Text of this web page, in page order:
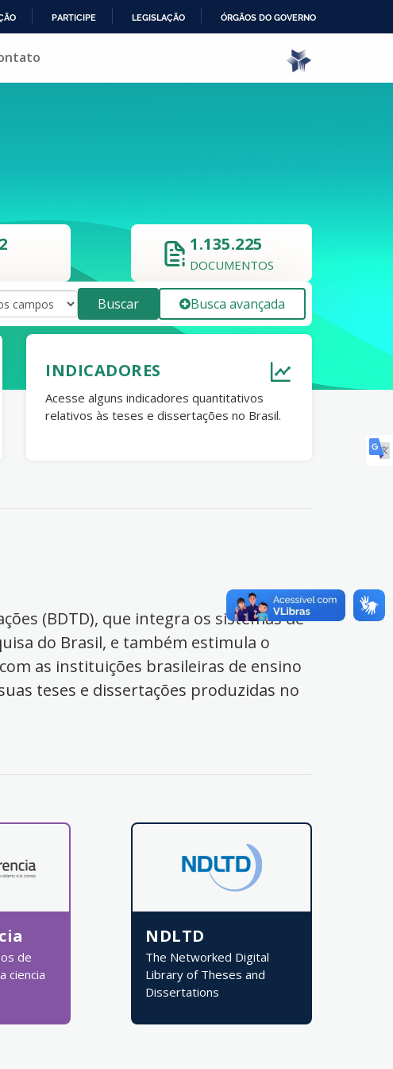
PARTICIPE LEGISLAÇÃO ÓRGÃOS DO GOVERNO
1.135.225
DOCUMENTOS
Buscar Busca avançada
INDICADORES
Acesse alguns indicadores quantitativos
relativos às teses e dissertações no Brasil.
(BDTD), que integra os sistemas de
do Brasil, e também estimula o
as instituições brasileiras de ensino
teses e dissertações produzidas no
de
ciencia
NDLTD
The Networked Digital
Library of Theses and
Dissertations